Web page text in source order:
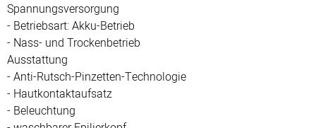
Spannungsversorgung
- Betriebsart: Akku-Betrieb
- Nass- und Trockenbetrieb
Ausstattung
- Anti-Rutsch-Pinzetten-Technologie
- Hautkontaktaufsatz
- Beleuchtung